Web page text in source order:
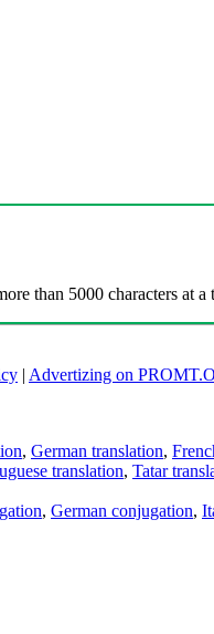
than 5000 characters at a
| Advertizing on
, German translation,
translation, Tatar
, German conjugation,